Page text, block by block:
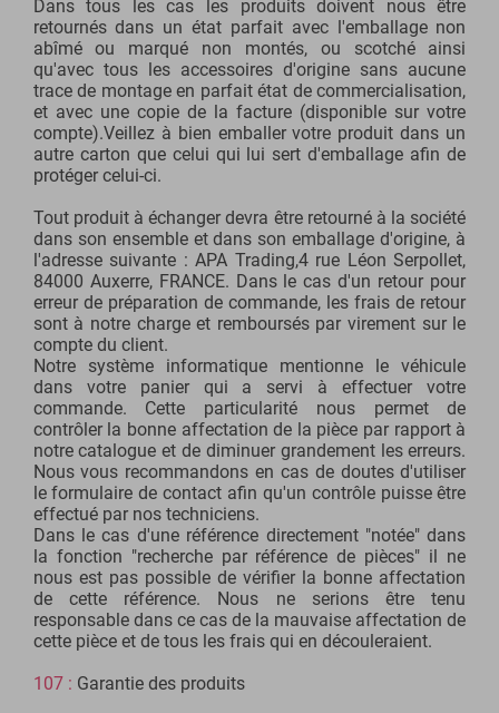
Dans tous les cas les produits doivent nous être
retournés dans un état parfait avec l'emballage non
abîmé ou marqué non montés, ou scotché ainsi
qu'avec tous les accessoires d'origine sans aucune
trace de montage en parfait état de commercialisation,
et avec une copie de la facture (disponible sur votre
compte).Veillez à bien emballer votre produit dans un
autre carton que celui qui lui sert d'emballage afin de
protéger celui-ci.
Tout produit à échanger devra être retourné à la société
dans son ensemble et dans son emballage d'origine, à
l'adresse suivante : APA Trading,4 rue Léon Serpollet,
84000 Auxerre, FRANCE. Dans le cas d'un retour pour
erreur de préparation de commande, les frais de retour
sont à notre charge et remboursés par virement sur le
compte du client.
Notre système informatique mentionne le véhicule
dans votre panier qui a servi à effectuer votre
commande. Cette particularité nous permet de
contrôler la bonne affectation de la pièce par rapport à
notre catalogue et de diminuer grandement les erreurs.
Nous vous recommandons en cas de doutes d'utiliser
le formulaire de contact afin qu'un contrôle puisse être
effectué par nos techniciens.
Dans le cas d'une référence directement "notée" dans
la fonction "recherche par référence de pièces" il ne
nous est pas possible de vérifier la bonne affectation
de cette référence. Nous ne serions être tenu
responsable dans ce cas de la mauvaise affectation de
cette pièce et de tous les frais qui en découleraient.
107 : Garantie des produits